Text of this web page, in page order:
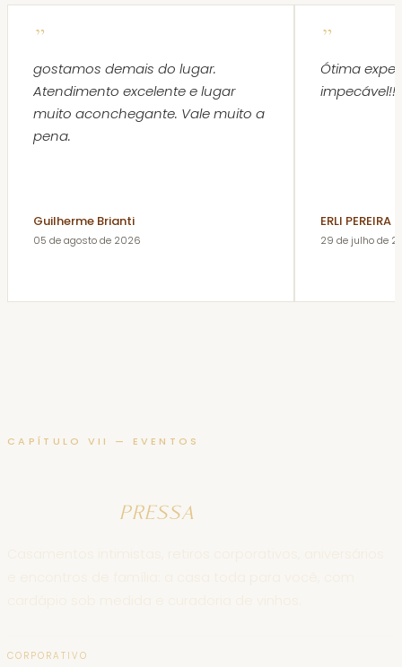
”
gostamos demais do lugar.
Atendimento excelente e lugar
muito aconchegante. Vale muito a
pena.
Guilherme Brianti
05 de agosto de 2026
”
Ótima
ERLI PEREIRA
29 de julho de
CAPÍTULO VII — EVENTOS
pressa
Casamentos intimistas, retiros corporativos, aniversários
e encontros de família: a casa toda para você, com
cardápio sob medida e curadoria de vinhos.
CORPORATIVO